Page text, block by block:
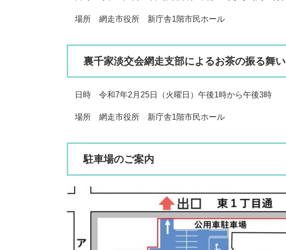
場所 網走市役所 新庁舎1階市民ホール
裏千家淡交会網走支部によるお茶の振る舞い
日時 令和7年2月25日（火曜日）午後1時から午後3時
場所 網走市役所 新庁舎1階市民ホール
駐車場のご案内